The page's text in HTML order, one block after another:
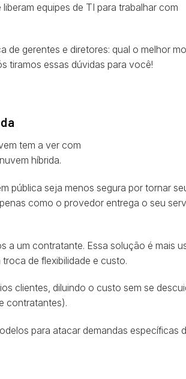
equipes de TI para trabalhar com
de gerentes e diretores: qual o melhor
tiramos essas dúvidas para você!
tem a ver com
híbrida.
pública seja menos segura por tornar
como o provedor entrega o seu
a um contratante. Essa solução é mais
de flexibilidade e custo.
clientes, diluindo o custo sem se
contratantes).
para atacar demandas específicas